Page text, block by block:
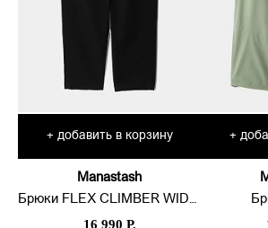
+ добавить в корзину
Manastash
Брюки FLEX CLIMBER WIDE LEG
16 990 Р.
+